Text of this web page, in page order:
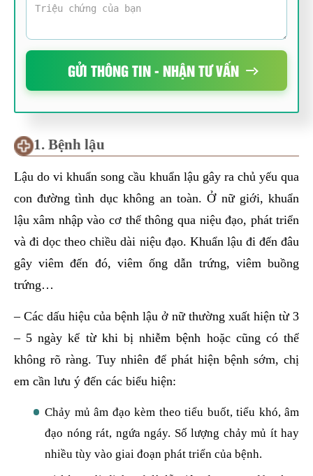
GỬI THÔNG TIN - NHẬN TƯ VẤN
1. Bệnh lậu
Lậu do vi khuẩn song cầu khuẩn lậu gây ra chủ yếu qua
con đường tình dục không an toàn. Ở nữ giới, khuẩn
lậu xâm nhập vào cơ thể thông qua niệu đạo, phát triển
và đi dọc theo chiều dài niệu đạo. Khuẩn lậu đi đến đâu
gây viêm đến đó, viêm ống dẫn trứng, viêm buồng
trứng…
– Các dấu hiệu của bệnh lậu ở nữ thường xuất hiện từ 3
– 5 ngày kể từ khi bị nhiễm bệnh hoặc cũng có thể
không rõ ràng. Tuy nhiên để phát hiện bệnh sớm, chị
em cần lưu ý đến các biểu hiện:
Chảy mủ âm đạo kèm theo tiểu buốt, tiểu khó, âm
đạo nóng rát, ngứa ngáy. Số lượng chảy mủ ít hay
nhiều tùy vào giai đoạn phát triển của bệnh.